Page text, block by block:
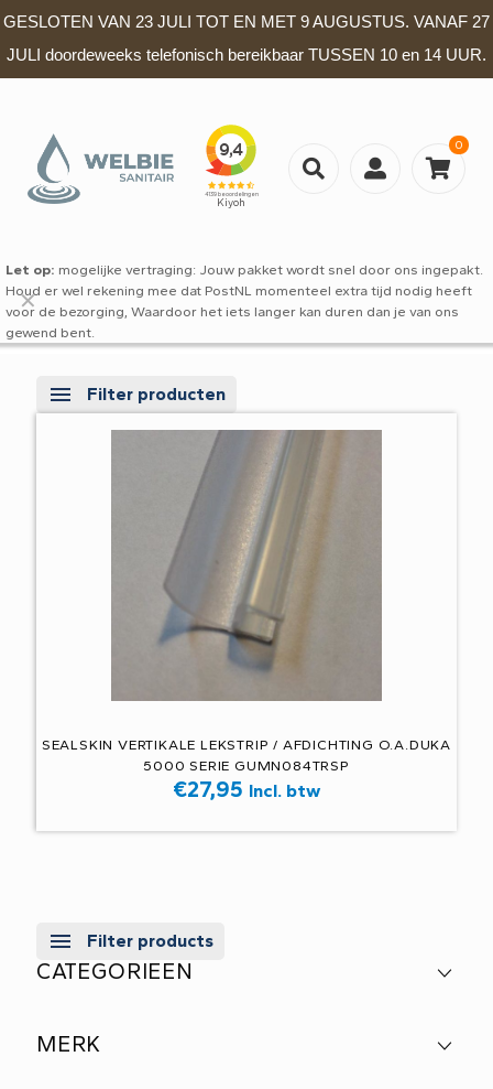
GESLOTEN VAN 23 JULI TOT EN MET 9 AUGUSTUS. VANAF 27
JULI doordeweeks telefonisch bereikbaar TUSSEN 10 en 14 UUR.
0
Let op: mogelijke vertraging: Jouw pakket wordt snel door ons ingepakt.
Houd er wel rekening mee dat PostNL momenteel extra tijd nodig heeft
voor de bezorging, Waardoor het iets langer kan duren dan je van ons
gewend bent.
✕
Filter producten
SEALSKIN VERTIKALE LEKSTRIP / AFDICHTING O.A.DUKA
5000 SERIE GUMN084TRSP
€27,95 Incl. btw
Filter products
CATEGORIEEN
MERK